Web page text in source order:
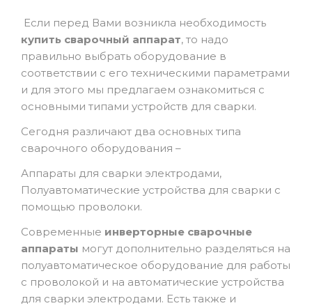
Если перед Вами возникла необходимость
купить сварочный аппарат, то надо
правильно выбрать оборудование в
соответствии с его техническими параметрами
и для этого мы предлагаем ознакомиться с
основными типами устройств для сварки.
Сегодня различают два основных типа
сварочного оборудования –
Аппараты для сварки электродами,
Полуавтоматические устройства для сварки с
помощью проволоки.
Современные инверторные сварочные
аппараты могут дополнительно разделяться на
полуавтоматическое оборудование для работы
с проволокой и на автоматические устройства
для сварки электродами. Есть также и